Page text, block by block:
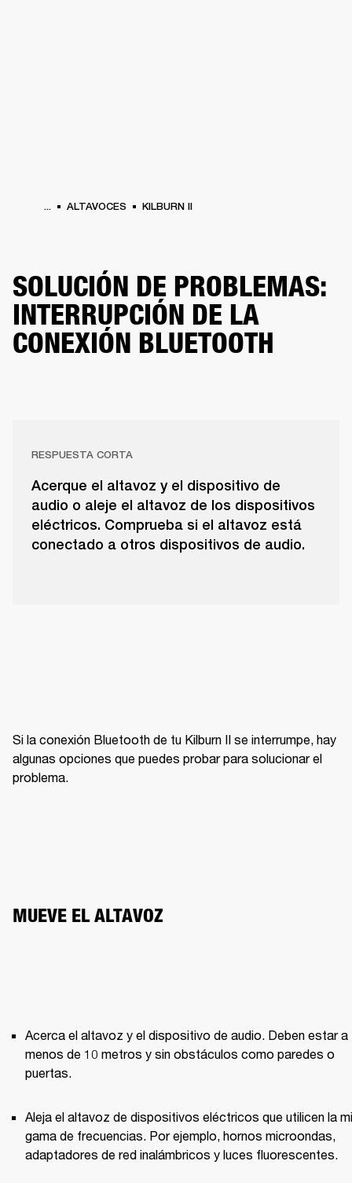
... ALTAVOCES KILBURN II
SOLUCIÓN DE PROBLEMAS:
INTERRUPCIÓN DE LA
CONEXIÓN BLUETOOTH
RESPUESTA CORTA
Acerque el altavoz y el dispositivo de
audio o aleje el altavoz de los dispositivos
eléctricos. Comprueba si el altavoz está
conectado a otros dispositivos de audio.
Si la conexión Bluetooth de tu Kilburn II se interrumpe, hay
algunas opciones que puedes probar para solucionar el
problema.
MUEVE EL ALTAVOZ
Acerca el altavoz y el dispositivo de audio. Deben estar a
menos de 10 metros y sin obstáculos como paredes o
puertas.
Aleja el altavoz de dispositivos eléctricos que utilicen la
gama de frecuencias. Por ejemplo, hornos microondas,
adaptadores de red inalámbricos y luces fluorescentes.